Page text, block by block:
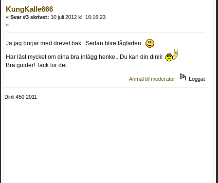
KungKalle666
« Svar #3 skrivet: 10 juli 2012 kl. 16:16:23
»
Ja jag börjar med drevet bak.. Sedan blire lågfarten..
Har läst mycket om dina bra inlägg henke.. Du kan din dinli!
Bra guider! Tack för det.
Anmäl till moderator Loggat
Dinli 450 2011